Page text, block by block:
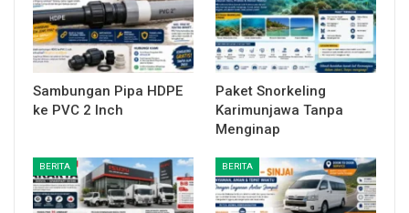
Sambungan Pipa HDPE
ke PVC 2 Inch
Paket Snorkeling
Karimunjawa Tanpa
Menginap
BERITA BERITA